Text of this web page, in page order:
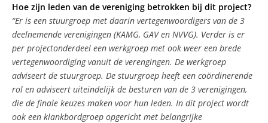
Hoe zijn leden van de vereniging betrokken bij dit project?
“Er is een stuurgroep met daarin vertegenwoordigers van de 3
deelnemende verenigingen (KAMG, GAV en NVVG). Verder is er
per projectonderdeel een werkgroep met ook weer een brede
vertegenwoordiging vanuit de verengingen. De werkgroep
adviseert de stuurgroep. De stuurgroep heeft een coördinerende
rol en adviseert uiteindelijk de besturen van de 3 verenigingen,
die de finale keuzes maken voor hun leden. In dit project wordt
ook een klankbordgroep opgericht met belangrijke